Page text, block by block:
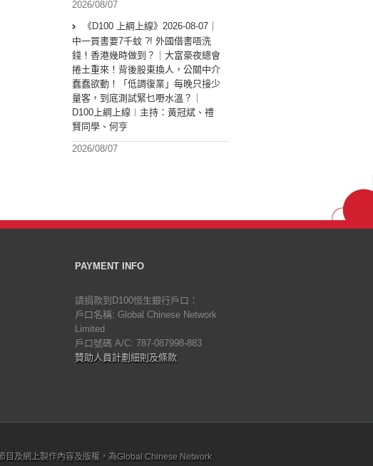
2026/08/07
《D100 上綱上線》2026-08-07｜
中一買書要7千蚊 ?! 外國借書唔洗
錢！香港幾時做到？｜大富豪夜總會
捲土重來！背後股東換人，公關中介
蠢蠢欲動！「低調復業」每晚只接少
量客，到底測試緊乜嘢水溫？｜
D100上綱上線︱主持：黃冠斌、禮
賢同學、何亨
2026/08/07
PAYMENT INFO
請捐款到D100恒生銀行戶口：
戶口名稱: Global Chinese Network
Limited
戶口號碼 A/C: 787-087998-883
贊助人員計劃細則及條款
目及網上製作內容及版權，為Global Chinese Network